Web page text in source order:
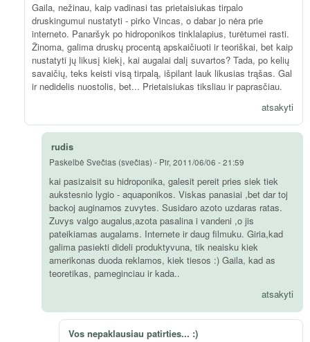
Gaila, nežinau, kaip vadinasi tas prietaisiukas tirpalo
druskingumui nustatyti - pirko Vincas, o dabar jo nėra prie
interneto. Panaršyk po hidroponikos tinklalapius, turėtumei rasti.
Žinoma, galima druskų procentą apskaičiuoti ir teoriškai, bet kaip
nustatyti jų likusį kiekį, kai augalai dalį suvartos? Tada, po kelių
savaičių, teks keisti visą tirpalą, išpilant lauk likusias trąšas. Gal
ir nedidelis nuostolis, bet... Prietaisiukas tiksliau ir paprasčiau.
atsakyti
rudis
Paskelbė Svečias (svečias) - Pir, 2011/06/06 - 21:59
kai pasizaisit su hidroponika, galesit pereit pries siek tiek
aukstesnio lygio - aquaponikos. Viskas panasiai ,bet dar toj
backoj auginamos zuvytes. Susidaro azoto uzdaras ratas.
Zuvys valgo augalus,azota pasalina i vandeni ,o jis
pateikiamas augalams. Internete ir daug filmuku. Giria,kad
galima pasiekti dideli produktyvuna, tik neaisku kiek
amerikonas duoda reklamos, kiek tiesos :) Gaila, kad as
teoretikas, pameginciau ir kada..
atsakyti
Vos nepaklausiau patirties... :)